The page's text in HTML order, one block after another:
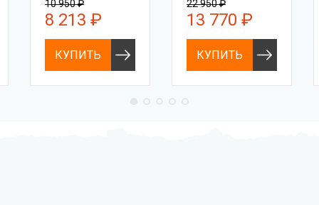
10 950 ₽
8 213 ₽
КУПИТЬ
22 950 ₽
13 770 ₽
КУПИТЬ